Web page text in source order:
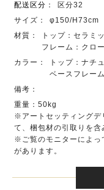
配送区分 ：
区分32
サイズ：
φ150/H73cm
材質：
トップ：セラミ
フレーム：クロ
カラー：
トップ：ナチ
ベースフレー
備考：
重量：50kg
※アートセッティングデ
て、梱包材の引取りを含
※ご覧のモニターによっ
があります。